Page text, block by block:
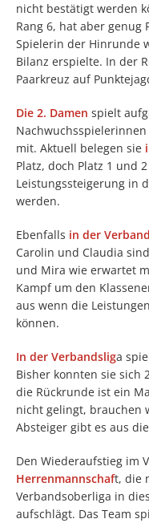
nicht bestätigt werden
Rang 6, hat aber genug
Spielerin der Hinrunde
Bilanz erspielte. In der
Paarkreuz auf
Die 2. Damen spielt
mit. Aktuell belegen sie
Platz, doch Platz 1 und
Leistungssteigerung in
werden.
Ebenfalls in der
Carolin und Claudia
und Mira wie erwartet
Kampf um den
aus wenn die
können.
In der Verbandsliga
Bisher konnten sie sich
die Rückrunde ist ein
nicht gelingt, brauchen
Absteiger gibt es aus
Den Wiederaufstieg im
Herrenmannschaft, die
Verbandsoberliga in
aufschlägt. Das Team